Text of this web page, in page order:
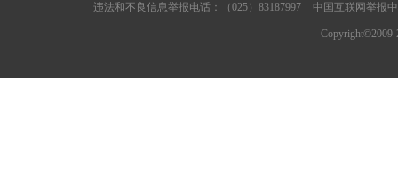
违法和不良信息举报电话：（025）83187997 中国互联网举报